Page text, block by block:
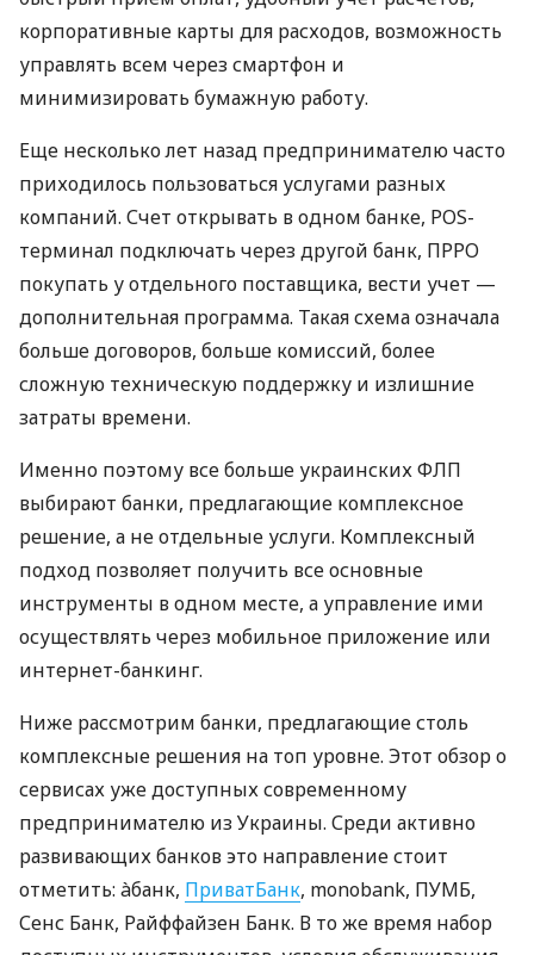
корпоративные карты для расходов, возможность
управлять всем через смартфон и
минимизировать бумажную работу.
Еще несколько лет назад предпринимателю часто
приходилось пользоваться услугами разных
компаний. Счет открывать в одном банке, POS-
терминал подключать через другой банк, ПРРО
покупать у отдельного поставщика, вести учет —
дополнительная программа. Такая схема означала
больше договоров, больше комиссий, более
сложную техническую поддержку и излишние
затраты времени.
Именно поэтому все больше украинских ФЛП
выбирают банки, предлагающие комплексное
решение, а не отдельные услуги. Комплексный
подход позволяет получить все основные
инструменты в одном месте, а управление ими
осуществлять через мобильное приложение или
интернет-банкинг.
Ниже рассмотрим банки, предлагающие столь
комплексные решения на топ уровне. Этот обзор о
сервисах уже доступных современному
предпринимателю из Украины. Среди активно
развивающих банков это направление стоит
отметить: àбанк, ПриватБанк, monobank, ПУМБ,
Сенс Банк, Райффайзен Банк. В то же время набор